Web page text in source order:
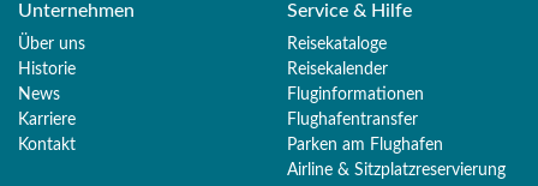
Unternehmen
Über uns
Historie
News
Karriere
Kontakt
Service & Hilfe
Reisekataloge
Reisekalender
Fluginformationen
Flughafentransfer
Parken am Flughafen
Airline & Sitzplatzreservierung